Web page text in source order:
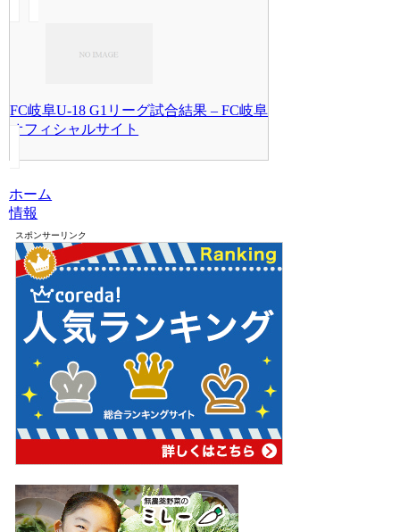
FC岐阜U-18 G1リーグ試合結果 – FC岐阜
オフィシャルサイト
ホーム
情報
スポンサーリンク